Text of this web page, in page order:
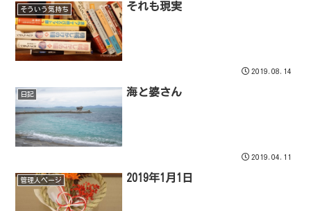
そういう気持ち それも現実
2019.08.14
日記 海と婆さん
2019.04.11
管理人ページ 2019年1月1日